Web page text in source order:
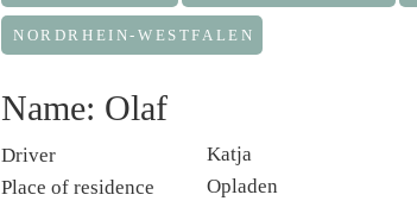
NORDRHEIN-WESTFALEN
Name: Olaf
Driver
Katja
Place of residence
Opladen